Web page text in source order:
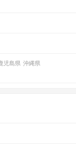
児島県 沖縄県